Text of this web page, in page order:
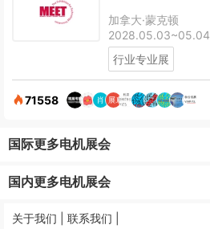
加拿大·蒙克顿
2028.05.03~05.04
行业专业展
71558
国际更多电机展会
国内更多电机展会
关于我们 | 联系我们 |